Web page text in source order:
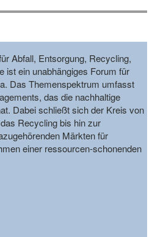
Abfall, Entsorgung, Recycling,
ist ein unabhängiges Forum für
Das Themenspektrum umfasst
das die nachhaltige
Dabei schließt sich der Kreis von
Recycling bis hin zur
Märkten für
einer ressourcen-schonenden